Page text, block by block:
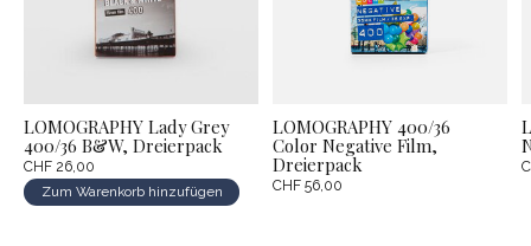
LOMOGRAPHY Lady Grey
400/36 B&W, Dreierpack
CHF 26,00
Zum Warenkorb hinzufügen
LOMOGRAPHY 400/36
Color Negative Film,
Dreierpack
CHF 56,00